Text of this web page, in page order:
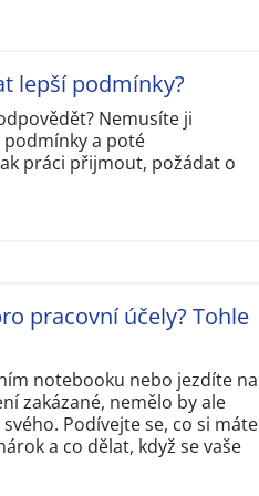
lepší podmínky?
Nemusíte ji
a poté
práci přijmout, požádat o
pracovní účely? Tohle
notebooku nebo jezdíte na
zakázané, nemělo by ale
Podívejte se, co si máte
a co dělat, když se vaše